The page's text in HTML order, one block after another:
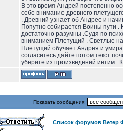
В это время Андрей постепенно
себе внимание древнего
. Древний узнает об Андрее и
Попутно собирается Воины пути
достаточно разумны .Судя по
вниманием Плетущий . Светлые
Плетущий обучает Андрея и
согласитесь дайте потом текст
уберите из произведений интим .
Показать сообщения:
Список форумов Ветер